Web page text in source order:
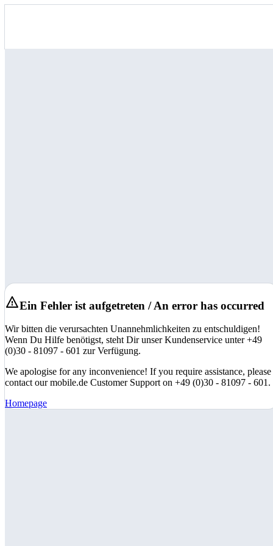
Ein Fehler ist aufgetreten / An error has occurred
Wir bitten die verursachten Unannehmlichkeiten zu entschuldigen!
Wenn Du Hilfe benötigst, steht Dir unser Kundenservice unter +49
(0)30 - 81097 - 601 zur Verfügung.
We apologise for any inconvenience! If you require assistance, please
contact our mobile.de Customer Support on +49 (0)30 - 81097 - 601.
Homepage